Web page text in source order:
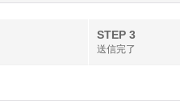
STEP 3
送信完了